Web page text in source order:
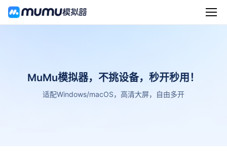
MuMu模拟器，不挑设备，秒开秒用！
适配Windows/macOS，高清大屏，自由多开